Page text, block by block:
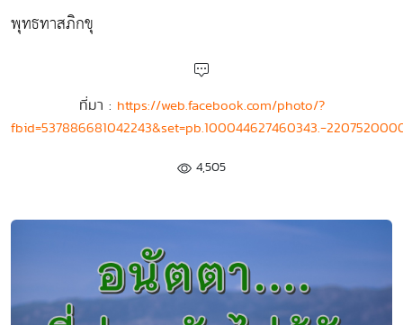
พุทธทาสภิกขุ
ที่มา : https://web.facebook.com/photo/?
fbid=537886681042243&set=pb.100044627460343.-
4,505